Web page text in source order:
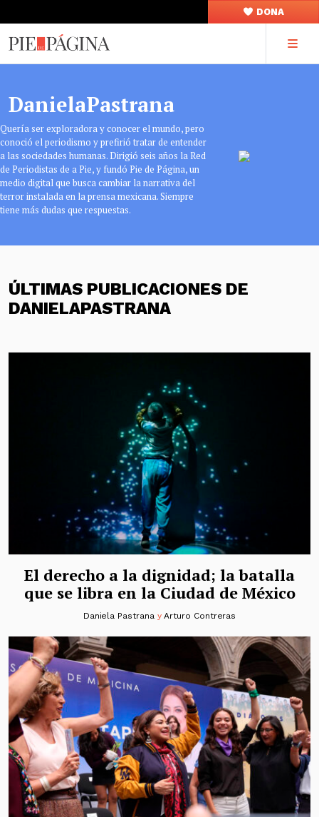
DONA
DanielaPastrana
Quería ser exploradora y conocer el mundo, pero
conoció el periodismo y prefirió tratar de entender
a las sociedades humanas. Dirigió seis años la Red
de Periodistas de a Pie, y fundó Pie de Página, un
medio digital que busca cambiar la narrativa del
terror instalada en la prensa mexicana. Siempre
tiene más dudas que respuestas.
ÚLTIMAS PUBLICACIONES DE
DANIELAPASTRANA
El derecho a la dignidad; la batalla
que se libra en la Ciudad de México
Daniela PastranayArturo Contreras